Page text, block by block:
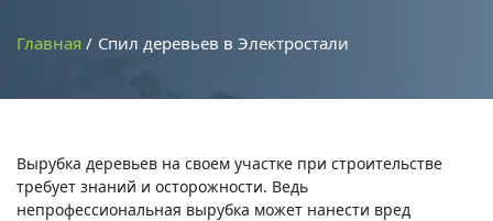
Главная Спил деревьев в Электростали
Вырубка деревьев на своем участке при строительстве
требует знаний и осторожности. Ведь
непрофессиональная вырубка может нанести вред